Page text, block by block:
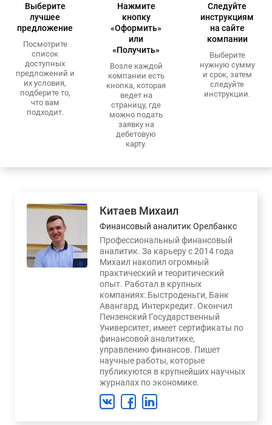
Выберите
лучшее
предложение
Посмотрите
список
доступных
предложений и
их условия,
подберите то,
что вам
подходит.
Нажмите
кнопку
«Оформить»
или
«Получить»
Возле каждой
компании есть
кнопка, которая
ведет на
страницу, где
можно подать
заявку на
дебетовую
карту.
Следуйте
инструкциям
на сайте
компании
Выберите
нужную сумму
и срок, затем
следуйте
инструкции.
Китаев Михаил
Финансовый аналитик Орелбанкс
Профессиональный финансовый
аналитик. За карьеру с 2014 года
Михаил накопил огромный
практический и теоритический
опыт. Работал в крупных
компаниях: Быстроденьги, Банк
Авангард, Интеркредит. Окончил
Пензенский Государственный
Университет, имеет сертификаты по
финансовой аналитике,
управлению финансов. Пишет
научные работы, которые
публикуются в крупнейших научных
журналах по экономике.